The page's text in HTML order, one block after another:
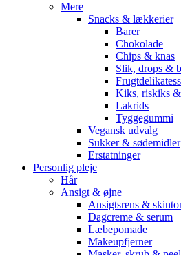
Mere
Snacks & lækkerier
Barer
Chokolade
Chips & knas
Slik, drops &
Kiks, riskiks &
Lakrids
Tyggegummi
Vegansk udvalg
Sukker & sødemidler
Erstatninger
Personlig pleje
Hår
Ansigt & øjne
Ansigtsrens &
Dagcreme & serum
Læbepomade
Makeupfjerner